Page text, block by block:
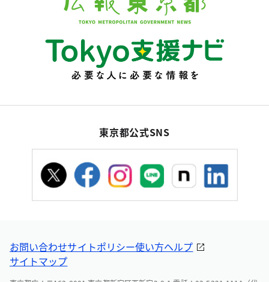
東京都公式SNS
お問い合わせサイトポリシー使い方ヘルプ
サイトマップ